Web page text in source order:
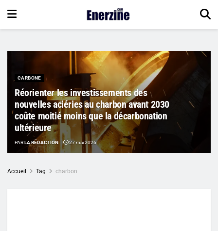
CARBONE
Réorienter les investissements des
nouvelles aciéries au charbon avant 2030
coûte moitié moins que la décarbonation
ultérieure
PARLA RÉDACTION 27 mai 2026
Accueil Tag charbon